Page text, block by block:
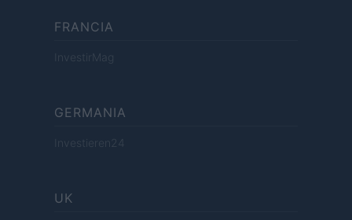
FRANCIA
InvestirMag
GERMANIA
Investieren24
UK